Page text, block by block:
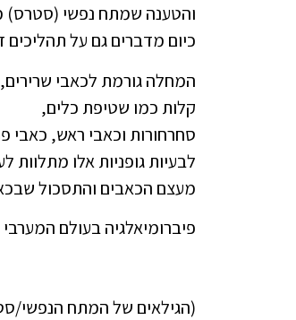
והטענה שמתח נפשי (סטרס)
כיום מדברים גם על תהליכים
המחלה גורמת לכאבי
קלות כמו שטיפת כלים,
סחרחורות וכאבי ראש, כאבי
לבעיות גופניות אלו מתלוות
מעצם הכאבים והתסכול
פיברומיאלגיה בעולם המערבי
(הגילאים של המתח הנפשי/